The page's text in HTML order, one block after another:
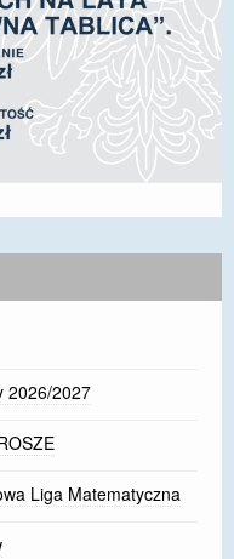
2026/2027
Liga Matematyczna